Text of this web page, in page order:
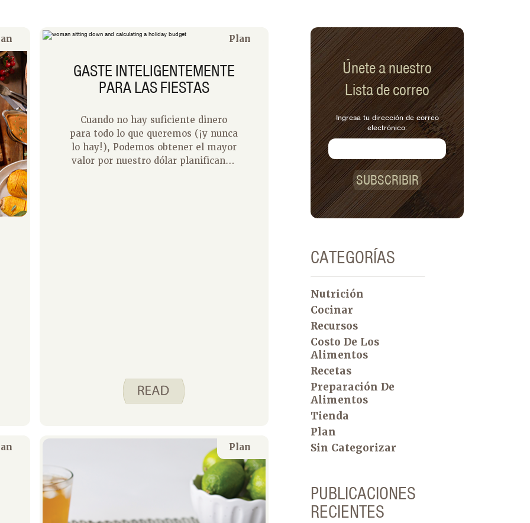
Plan
GASTE INTELIGENTEMENTE
PARA LAS FIESTAS
Cuando no hay suficiente dinero
para todo lo que queremos (¡y nunca
lo hay!), Podemos obtener el mayor
valor por nuestro dólar planificando
Plan
Únete a nuestro
Lista de correo
Ingresa tu dirección de correo
electrónico:
SUBSCRIBIR
CATEGORÍAS
Nutrición
Cocinar
Recursos
Costo De Los
Alimentos
Recetas
Preparación De
Alimentos
Tienda
Plan
Sin Categorizar
PUBLICACIONES
RECIENTES